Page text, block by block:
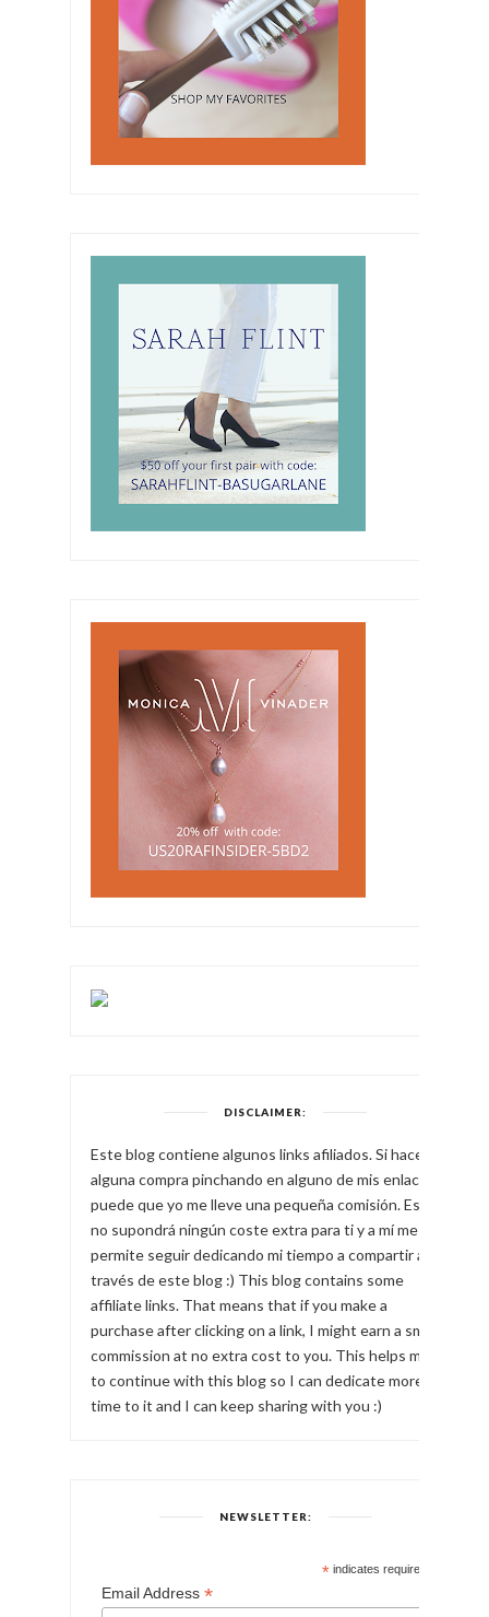
DISCLAIMER:
Este blog contiene algunos links afiliados. Si haces
alguna compra pinchando en alguno de mis enlaces,
puede que yo me lleve una pequeña comisión. Esto
no supondrá ningún coste extra para ti y a mí me
permite seguir dedicando mi tiempo a compartir a
través de este blog :) This blog contains some
affiliate links. That means that if you make a
purchase after clicking on a link, I might earn a small
commission at no extra cost to you. This helps me
to continue with this blog so I can dedicate more
time to it and I can keep sharing with you :)
NEWSLETTER:
*indicates required
Email Address *